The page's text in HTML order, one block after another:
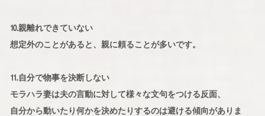
⒑親離れできていない
想定外のことがあると、親に頼ることが多いです。
⒒自分で物事を決断しない
モラハラ妻は夫の言動に対して様々な文句をつける反面、
自分から動いたり何かを決めたりするのは避ける傾向がありま